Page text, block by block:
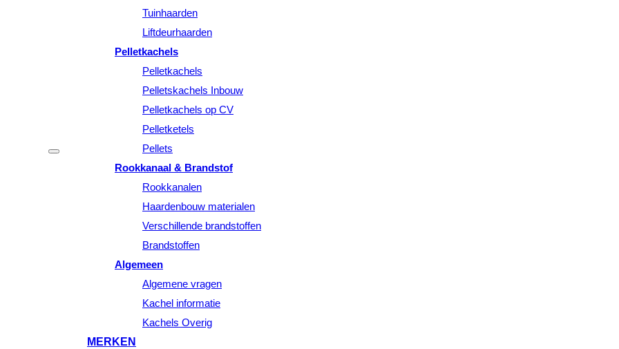
Tuinhaarden
Liftdeurhaarden
Pelletkachels
Pelletkachels
Pelletskachels Inbouw
Pelletkachels op CV
Pelletketels
Pellets
Rookkanaal & Brandstof
Rookkanalen
Haardenbouw materialen
Verschillende brandstoffen
Brandstoffen
Algemeen
Algemene vragen
Kachel informatie
Kachels Overig
MERKEN